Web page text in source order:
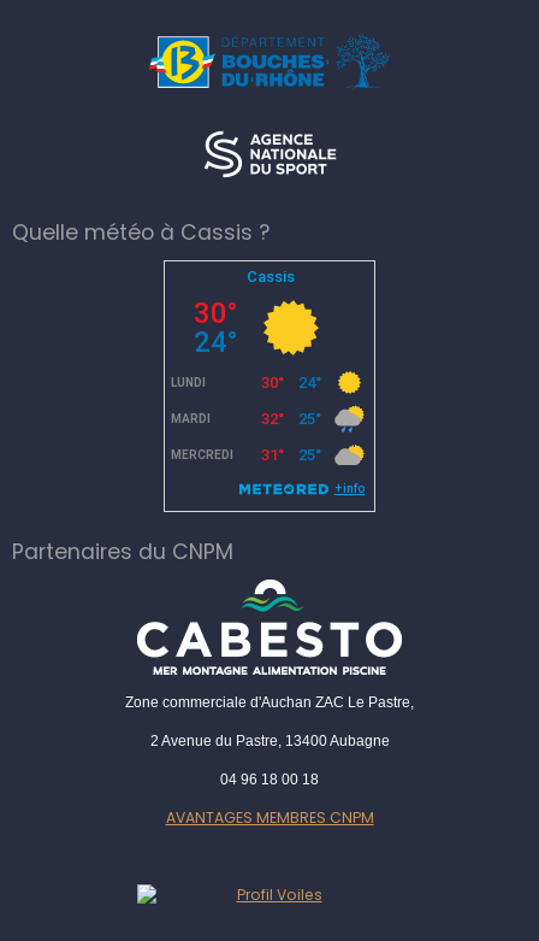
Quelle météo à Cassis ?
Partenaires du CNPM
Zone commerciale d'Auchan ZAC Le Pastre,
2 Avenue du Pastre, 13400 Aubagne
04 96 18 00 18
AVANTAGES MEMBRES CNPM